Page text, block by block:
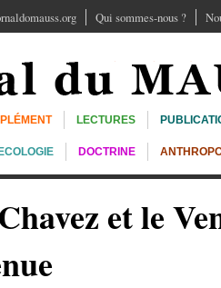
Qui sommes-nous ?
LECTURES
ECOLOGIE DOCTRINE
et le